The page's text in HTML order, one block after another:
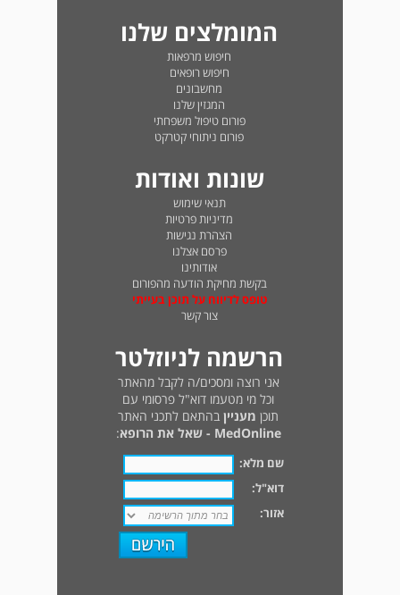
המומלצים שלנו
חיפוש מרפאות
חיפוש רופאים
מחשבונים
המגזין שלנו
פורום טיפול משפחתי
פורום ניתוחי קטרקט
שונות ואודות
תנאי שימוש
מדיניות פרטיות
הצהרת נגישות
פרסם אצלנו
אודותינו
בקשת מחיקת הודעה מהפורום
טופס לדיווח על תוכן בעייתי
צור קשר
הרשמה לניוזלטר
אני רוצה ומסכים/ה לקבל מהאתר
וכל מי מטעמו דוא"ל פרסומי עם
תוכן מעניין בהתאם לתכני האתר
MedOnline - שאל את הרופא
:
שם מלא:
דוא"ל:
אזור: